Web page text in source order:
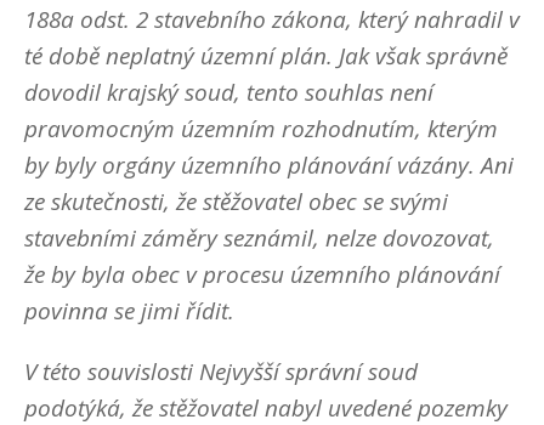
188a odst. 2 stavebního zákona, který nahradil v
té době neplatný územní plán. Jak však správně
dovodil krajský soud, tento souhlas není
pravomocným územním rozhodnutím, kterým
by byly orgány územního plánování vázány. Ani
ze skutečnosti, že stěžovatel obec se svými
stavebními záměry seznámil, nelze dovozovat,
že by byla obec v procesu územního plánování
povinna se jimi řídit.
V této souvislosti Nejvyšší správní soud
podotýká, že stěžovatel nabyl uvedené pozemky